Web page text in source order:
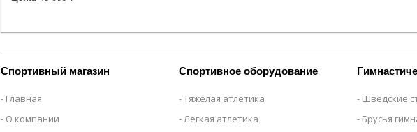
Спортивный магазин
Главная
О компании
Спортивное оборудование
Тяжелая атлетика
Легкая атлетика
Шведские
Брусья